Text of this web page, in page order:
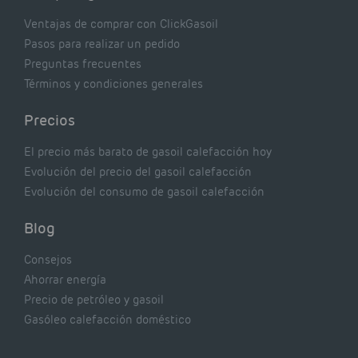
Ventajas de comprar con ClickGasoil
Pasos para realizar un pedido
Preguntas frecuentes
Términos y condiciones generales
Precios
El precio más barato de gasoil calefacción hoy
Evolución del precio del gasoil calefacción
Evolución del consumo de gasoil calefacción
Blog
Consejos
Ahorrar energía
Precio de petróleo y gasoil
Gasóleo calefacción doméstico